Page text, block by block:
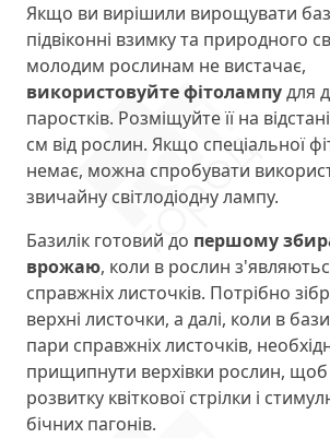
Якщо ви вирішили вирощувати
підвіконні взимку та природного
молодим рослинам не вистачає,
використовуйте фітолампудля
паростків. Розміщуйте її на
см від рослин. Якщо спеціальної
немає, можна спробувати
звичайну світлодіодну лампу.
Базилік готовий до першому
врожаю, коли в рослин
справжніх листочків. Потрібно
верхні листочки, а далі, коли в
пари справжніх листочків,
прищипнути верхівки рослин, щоб
розвитку квіткової стрілки і
бічних пагонів.